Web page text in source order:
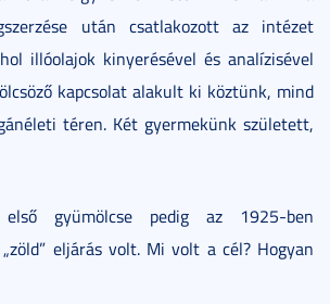
után csatlakozott az intézet
illóolajok kinyerésével és analízisével
kapcsolat alakult ki köztünk, mind
téren. Két gyermekünk született,
gyümölcse pedig az 1925-ben
eljárás volt. Mi volt a cél? Hogyan